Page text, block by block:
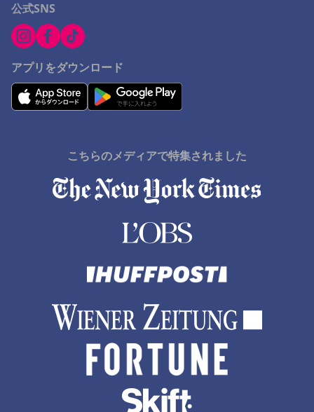
公式SNS
アプリをダウンロード
こちらのメディアで特集されました